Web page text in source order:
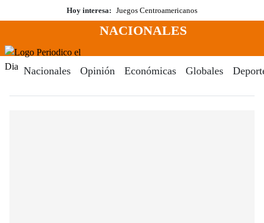
al
Hoy interesa: Juegos Centroamericanos
Menú
NACIONALES
Nacionales Opinión Económicas Globales